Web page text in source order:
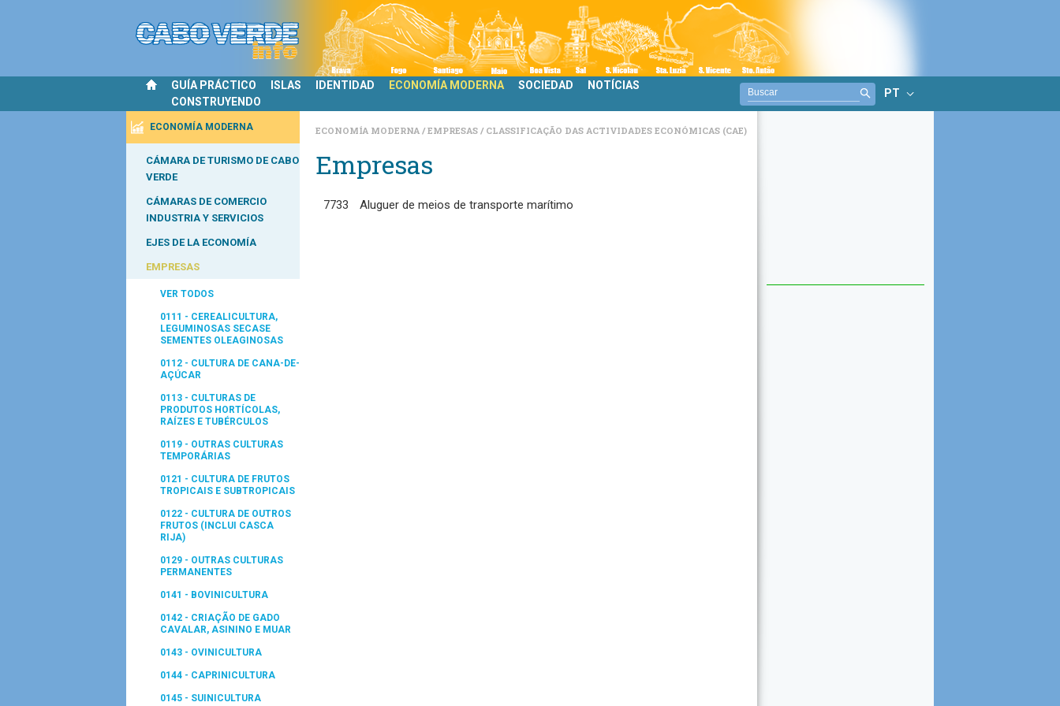
GUÍA PRÁCTICO ISLAS IDENTIDAD ECONOMÍA MODERNA SOCIEDAD
NOTÍCIAS
CONSTRUYENDO
PT
ECONOMÍA MODERNA
CÁMARA DE TURISMO DE CABO
VERDE
CÁMARAS DE COMERCIO
INDUSTRIA Y SERVICIOS
EJES DE LA ECONOMÍA
EMPRESAS
VER TODOS
0111 - CEREALICULTURA,
LEGUMINOSAS SECASE
SEMENTES OLEAGINOSAS
0112 - CULTURA DE CANA-DE-
AÇÚCAR
0113 - CULTURAS DE
PRODUTOS HORTÍCOLAS,
RAÍZES E TUBÉRCULOS
0119 - OUTRAS CULTURAS
TEMPORÁRIAS
0121 - CULTURA DE FRUTOS
TROPICAIS E SUBTROPICAIS
0122 - CULTURA DE OUTROS
FRUTOS (INCLUI CASCA
RIJA)
0129 - OUTRAS CULTURAS
PERMANENTES
0141 - BOVINICULTURA
0142 - CRIAÇÃO DE GADO
CAVALAR, ASININO E MUAR
0143 - OVINICULTURA
0144 - CAPRINICULTURA
0145 - SUINICULTURA
ECONOMÍA MODERNA EMPRESAS CLASSIFICAÇÃO DAS ACTIVIDADES ECONÓMICAS (CAE)
Empresas
7733 Aluguer de meios de transporte marítimo